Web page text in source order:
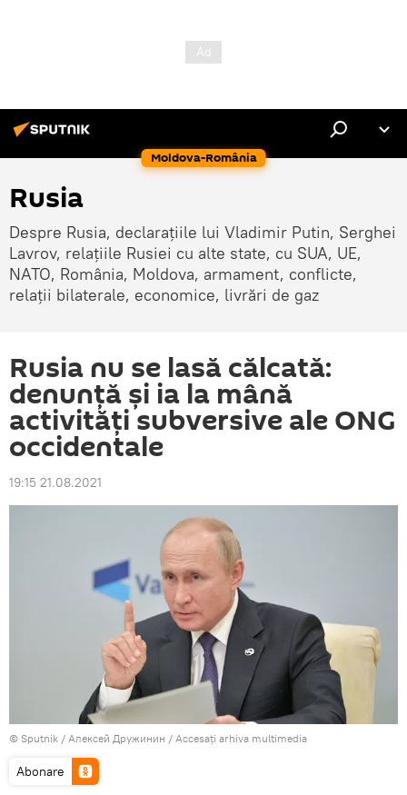
Moldova-România
Rusia
Despre Rusia, declarațiile lui Vladimir Putin, Serghei
Lavrov, relațiile Rusiei cu alte state, cu SUA, UE,
NATO, România, Moldova, armament, conflicte,
relații bilaterale, economice, livrări de gaz
Rusia nu se lasă călcată:
denunță și ia la mână
activități subversive ale ONG
occidentale
19:15 21.08.2021
© Sputnik / Алексей Дружинин / Accesați arhiva multimedia
Abonare